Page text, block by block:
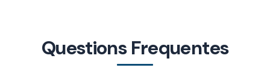
Questions Frequentes